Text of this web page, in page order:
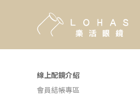
線上配鏡介紹
會員結帳專區